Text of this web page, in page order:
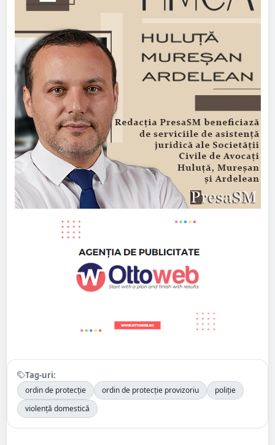
Tag-uri:
ordin de protecție ordin de protecție provizoriu
poliție
violență domestică